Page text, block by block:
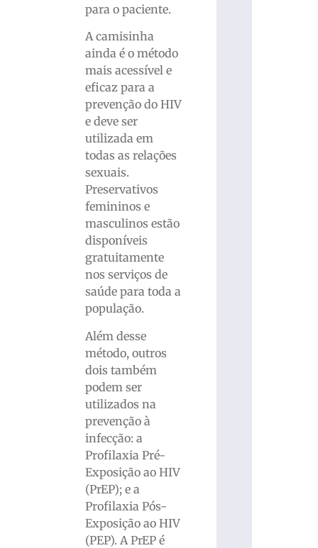
para o paciente.
A camisinha
ainda é o método
mais acessível e
eficaz para a
prevenção do HIV
e deve ser
utilizada em
todas as relações
sexuais.
Preservativos
femininos e
masculinos estão
disponíveis
gratuitamente
nos serviços de
saúde para toda a
população.
Além desse
método, outros
dois também
podem ser
utilizados na
prevenção à
infecção: a
Profilaxia Pré-
Exposição ao HIV
(PrEP); e a
Profilaxia Pós-
Exposição ao HIV
(PEP). A PrEP é